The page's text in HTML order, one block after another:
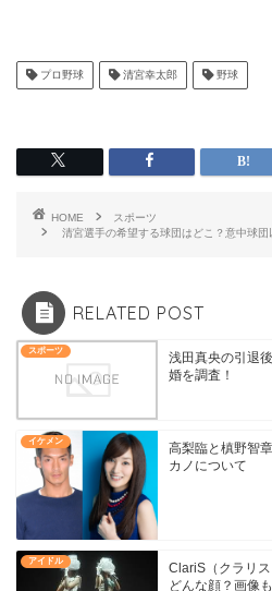
プロ野球 清宮幸太郎 野球
HOME
スポーツ
清宮選手の希望する球団はどこ？意中球団
RELATED POST
スポーツ
浅田真央の引退
婚を調査！
イケメン
高梨臨と槙野智
カノについて
アイドル
ClariS（クラリ
どんな顔？画像も